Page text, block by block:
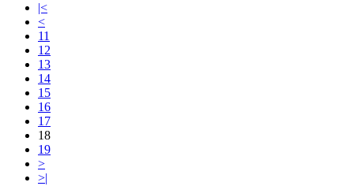
|<
<
11
12
13
14
15
16
17
18
19
>
>|